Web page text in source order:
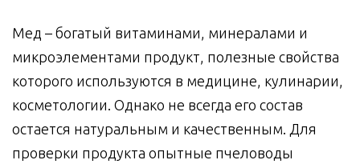
Мед – богатый витаминами, минералами и
микроэлементами продукт, полезные свойства
которого используются в медицине, кулинарии,
косметологии. Однако не всегда его состав
остается натуральным и качественным. Для
проверки продукта опытные пчеловоды